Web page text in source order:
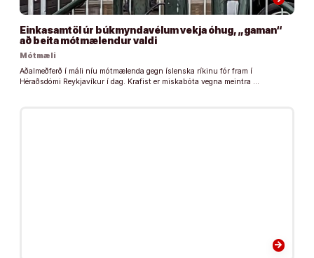
Einkasamtöl úr búkmyndavélum vekja óhug, „gaman“
að beita mótmælendur valdi
Mótmæli
Aðalmeðferð í máli níu mótmælenda gegn íslenska ríkinu fór fram í
Héraðsdómi Reykjavíkur í dag. Krafist er miskabóta vegna meintra …
arrow_forward